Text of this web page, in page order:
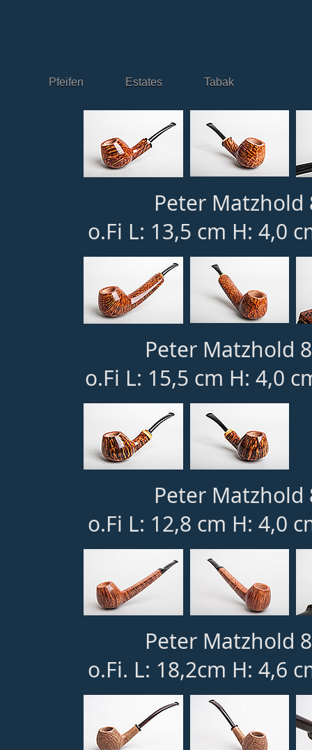
Pfeifen Estates Tabak
Peter Matzhold
o.Fi L: 13,5 cm H: 4,0
Peter Matzhold
o.Fi L: 15,5 cm H: 4,0
Peter Matzhold
o.Fi L: 12,8 cm H: 4,0
Peter Matzhold
o.Fi. L: 18,2cm H: 4,6